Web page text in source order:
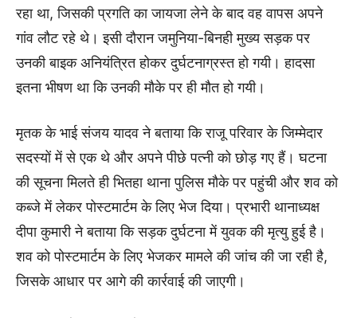
रहा था, जिसकी प्रगति का जायजा लेने के बाद वह वापस अपने
गांव लौट रहे थे। इसी दौरान जमुनिया-बिनही मुख्य सड़क पर
उनकी बाइक अनियंत्रित होकर दुर्घटनाग्रस्त हो गयी। हादसा
इतना भीषण था कि उनकी मौके पर ही मौत हो गयी।
मृतक के भाई संजय यादव ने बताया कि राजू परिवार के जिम्मेदार
सदस्यों में से एक थे और अपने पीछे पत्नी को छोड़ गए हैं। घटना
की सूचना मिलते ही भितहा थाना पुलिस मौके पर पहुंची और शव को
कब्जे में लेकर पोस्टमार्टम के लिए भेज दिया। प्रभारी थानाध्यक्ष
दीपा कुमारी ने बताया कि सड़क दुर्घटना में युवक की मृत्यु हुई है।
शव को पोस्टमार्टम के लिए भेजकर मामले की जांच की जा रही है,
जिसके आधार पर आगे की कार्रवाई की जाएगी।